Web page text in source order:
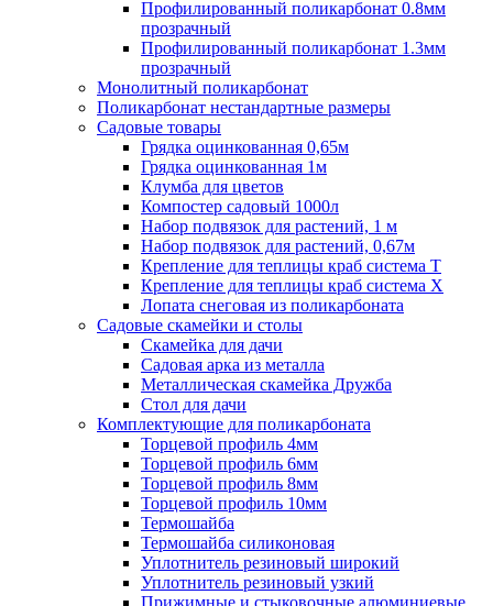
Профилированный поликарбонат 0.8мм
прозрачный
Профилированный поликарбонат 1.3мм
прозрачный
Монолитный поликарбонат
Поликарбонат нестандартные размеры
Садовые товары
Грядка оцинкованная 0,65м
Грядка оцинкованная 1м
Клумба для цветов
Компостер садовый 1000л
Набор подвязок для растений, 1 м
Набор подвязок для растений, 0,67м
Крепление для теплицы краб система Т
Крепление для теплицы краб система Х
Лопата снеговая из поликарбоната
Садовые скамейки и столы
Скамейка для дачи
Садовая арка из металла
Металлическая скамейка Дружба
Стол для дачи
Комплектующие для поликарбоната
Торцевой профиль 4мм
Торцевой профиль 6мм
Торцевой профиль 8мм
Торцевой профиль 10мм
Термошайба
Термошайба силиконовая
Уплотнитель резиновый широкий
Уплотнитель резиновый узкий
Прижимные и стыковочные алюминиевые